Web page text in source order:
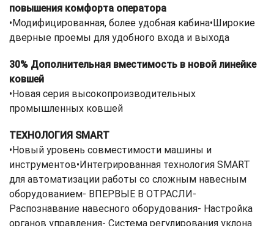
повышения комфорта оператора
•Модифицированная, более удобная кабина•Широкие
дверные проемы для удобного входа и выхода
30% Дополнительная вместимость в новой линейке
ковшей
•Новая серия высокопроизводительных
промышленных ковшей
ТЕХНОЛОГИЯ SMART
•Новый уровень совместимости машины и
инструментов•Интегрированная технология SMART
для автоматизации работы со сложным навесным
оборудованием- ВПЕРВЫЕ В ОТРАСЛИ-
Распознавание навесного оборудования- Настройка
органов управления- Система регулирования уклона